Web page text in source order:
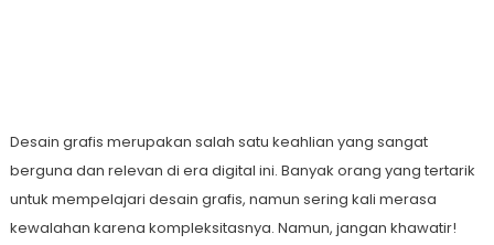
Desain grafis merupakan salah satu keahlian yang sangat
berguna dan relevan di era digital ini. Banyak orang yang tertarik
untuk mempelajari desain grafis, namun sering kali merasa
kewalahan karena kompleksitasnya. Namun, jangan khawatir!